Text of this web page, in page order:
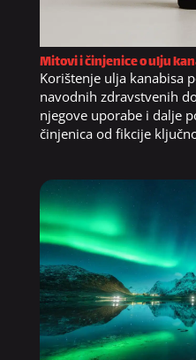
Mitovi i činjenice o ulju
Korištenje ulja kanabisa
navodnih zdravstvenih
njegove uporabe i dalje
činjenica od fikcije